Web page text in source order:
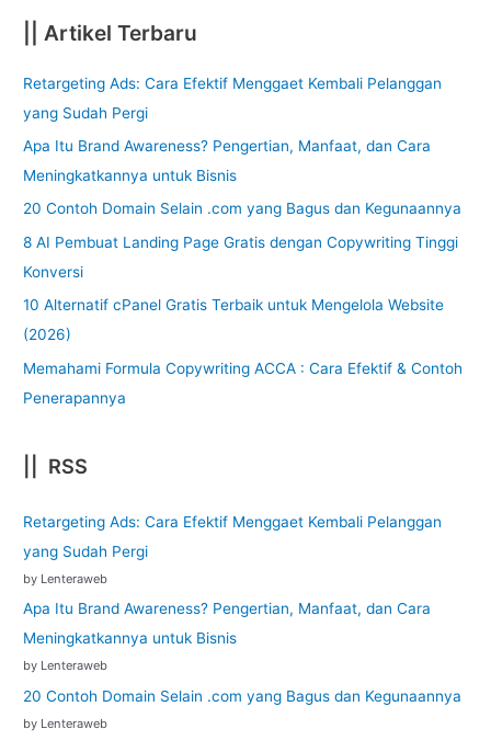
|| Artikel Terbaru
Retargeting Ads: Cara Efektif Menggaet Kembali Pelanggan
yang Sudah Pergi
Apa Itu Brand Awareness? Pengertian, Manfaat, dan Cara
Meningkatkannya untuk Bisnis
20 Contoh Domain Selain .com yang Bagus dan Kegunaannya
8 AI Pembuat Landing Page Gratis dengan Copywriting Tinggi
Konversi
10 Alternatif cPanel Gratis Terbaik untuk Mengelola Website
(2026)
Memahami Formula Copywriting ACCA : Cara Efektif & Contoh
Penerapannya
|| RSS
Retargeting Ads: Cara Efektif Menggaet Kembali Pelanggan
yang Sudah Pergi
by Lenteraweb
Apa Itu Brand Awareness? Pengertian, Manfaat, dan Cara
Meningkatkannya untuk Bisnis
by Lenteraweb
20 Contoh Domain Selain .com yang Bagus dan Kegunaannya
by Lenteraweb